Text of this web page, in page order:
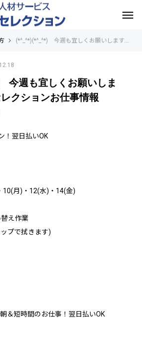
(*^_^*)(*^_^*) 今週も宜しくお願いします！！ジョブセレクションお仕事情報 (*^_^*)(*^_^*)
週も宜しくお願いしま
クションお仕事情報
！翌日払いOK
月)・12(水)・14(金)
え作業
プで拭きます)
＆短時間のお仕事！翌日払いOK